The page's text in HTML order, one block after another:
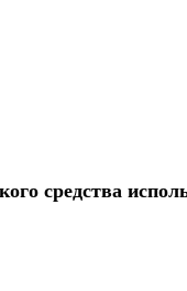
средства